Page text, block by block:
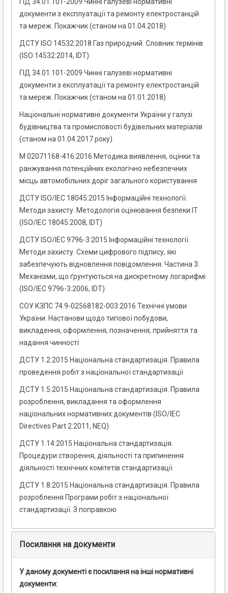
ГІД 34.01.101-2009 Чинні галузеві нормативні
документи з експлуатації та ремонту електростанцій
та мереж. Покажчик (станом на 01.04.2018)
ДСТУ ISO 14532:2018 Газ природний. Словник термінів
(ISO 14532:2014, IDT)
ГІД 34.01.101-2009 Чинні галузеві нормативні
документи з експлуатації та ремонту електростанцій
та мереж. Покажчик (станом на 01.01.2018)
Національні нормативні документи України у галузі
будівництва та промисловості будівельних матеріалів
(станом на 01.04.2017 року)
М 02071168-416:2016 Методика виявлення, оцінки та
ранжування потенційних екологічно небезпечних
місць автомобільних доріг загального користування
ДСТУ ISO/IEC 18045:2015 Інформаційні технології.
Методи захисту. Методологія оцінювання безпеки IT
(ISO/IEC 18045:2008, IDT)
ДСТУ ISO/IEC 9796-3:2015 Інформаційні технології.
Методи захисту. Схеми цифрового підпису, які
забезпечують відновлення повідомлення. Частина 3.
Механізми, що ґрунтуються на дискретному логарифмі
(ISO/IEC 9796-3:2006, IDT)
СОУ КЗПС 74.9-02568182-003:2016 Технічні умови
України. Настанови щодо типової побудови,
викладення, оформлення, позначення, прийняття та
надання чинності
ДСТУ 1.2:2015 Національна стандартизація. Правила
проведення робіт з національної стандартизації
ДСТУ 1.5:2015 Національна стандартизація. Правила
розроблення, викладання та оформлення
національних нормативних документів (ISO/IEC
Directives Раrt 2:2011, NEQ)
ДСТУ 1.14:2015 Національна стандартизація.
Процедури створення, діяльності та припинення
діяльності технічних комітетів стандартизації
ДСТУ 1.8:2015 Національна стандартизація. Правила
розроблення Програми робіт з національної
стандартизації. З поправкою
Посилання на документи
У даному документі є посилання на інші нормативні
документи: